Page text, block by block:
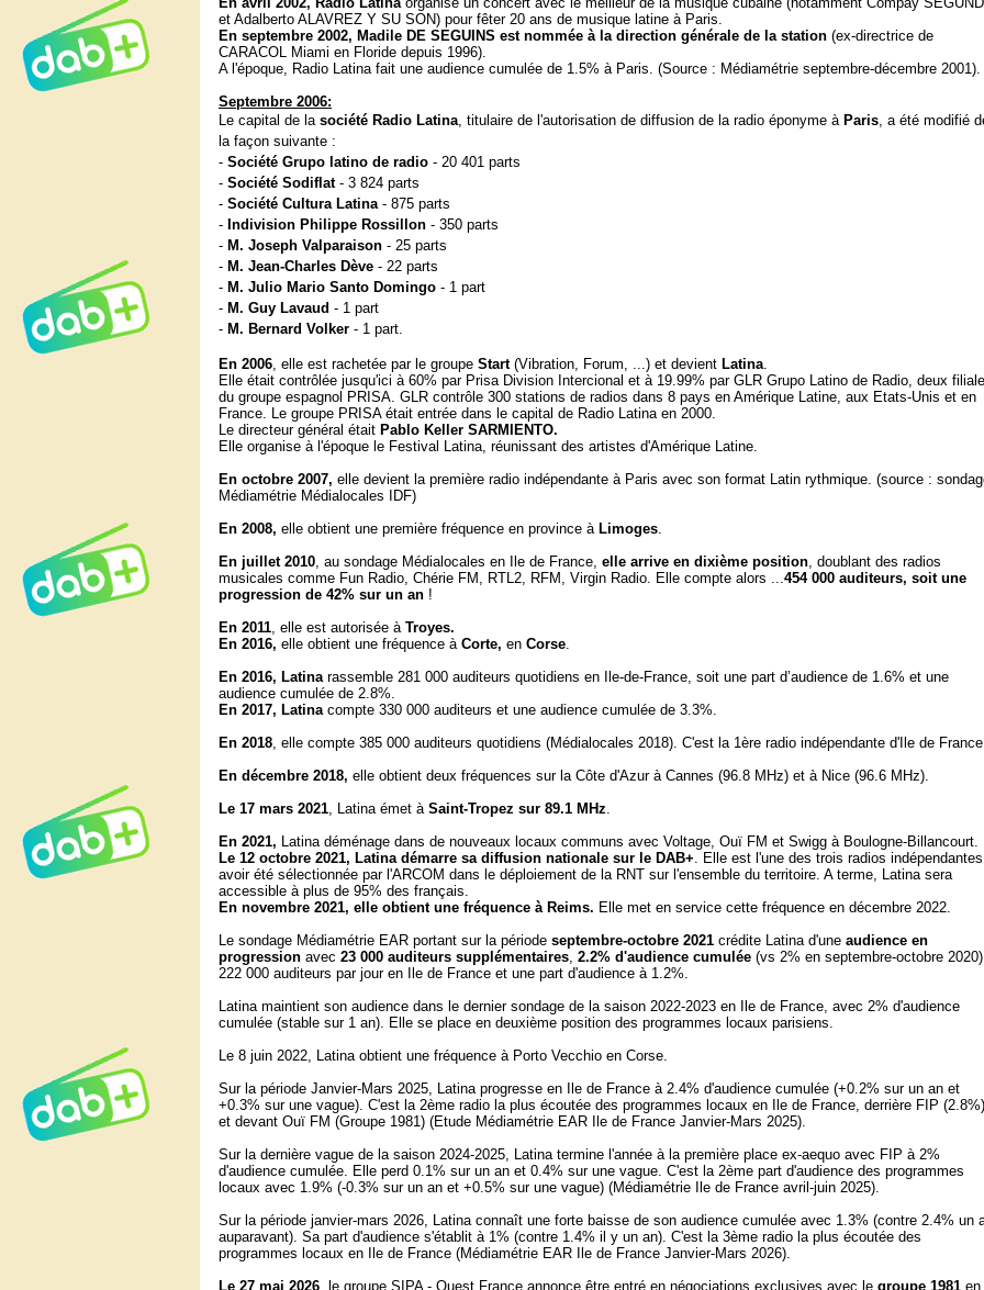
et Adalberto ALAVREZ Y SU SON) pour fêter 20 ans de musique latine à Paris.
En septembre 2002, Madile DE SEGUINS est nommée à la direction générale de la station (ex-directrice de
CARACOL Miami en Floride depuis 1996).
A l'époque, Radio Latina fait une audience cumulée de 1.5% à Paris. (Source : Médiamétrie septembre-décembre 2001).
Septembre 2006:
Le capital de lasociété Radio Latina, titulaire de l'autorisation de diffusion de la radio éponyme à Paris, a été modifié
la façon suivante :
- Société Grupo latino de radio - 20 401 parts
- Société Sodiflat- 3 824 parts
- Société Cultura Latina - 875 parts
- Indivision Philippe Rossillon - 350 parts
- M. Joseph Valparaison - 25 parts
- M. Jean-Charles Dève - 22 parts
- M. Julio Mario Santo Domingo - 1 part
- M. Guy Lavaud - 1 part
- M. Bernard Volker - 1 part.
En 2006, elle est rachetée par le groupe Start(Vibration, Forum, ...) et devient Latina.
Elle était contrôlée jusqu'ici à 60% par Prisa Division Intercional et à 19.99% par GLR Grupo Latino de Radio, deux
du groupe espagnol PRISA. GLR contrôle 300 stations de radios dans 8 pays en Amérique Latine, aux Etats-Unis et en
France. Le groupe PRISA était entrée dans le capital de Radio Latina en 2000.
Le directeur général était Pablo Keller SARMIENTO.
Elle organise à l'époque le Festival Latina, réunissant des artistes d'Amérique Latine.
En octobre 2007, elle devient la première radio indépendante à Paris avec son format Latin rythmique. (source :
Médiamétrie Médialocales IDF)
En 2008, elle obtient une première fréquence en province à Limoges.
En juillet 2010, au sondage Médialocales en Ile de France, elle arrive en dixième position, doublant des radios
musicales comme Fun Radio, Chérie FM, RTL2, RFM, Virgin Radio. Elle compte alors ...454 000 auditeurs, soit une
progression de 42% sur un an !
En 2011, elle est autorisée à Troyes.
En 2016, elle obtient une fréquence à Corte, en Corse.
En 2016, Latina rassemble 281 000 auditeurs quotidiens en Ile-de-France, soit une part d’audience de 1.6% et une
audience cumulée de 2.8%.
En 2017, Latina compte 330 000 auditeurs et une audience cumulée de 3.3%.
En 2018, elle compte 385 000 auditeurs quotidiens (Médialocales 2018). C'est la 1ère radio indépendante d'Ile de
En décembre 2018, elle obtient deux fréquences sur la Côte d'Azur à Cannes (96.8 MHz) et à Nice (96.6 MHz).
Le 17 mars 2021, Latina émet àSaint-Tropez sur 89.1 MHz.
En 2021, Latina déménage dans de nouveaux locaux communs avec Voltage, Ouï FM et Swigg à Boulogne-Billancourt.
Le 12 octobre 2021, Latina démarre sa diffusion nationale sur le DAB+. Elle est l'une des trois radios
avoir été sélectionnée par l'ARCOM dans le déploiement de la RNT sur l'ensemble du territoire. A terme, Latina sera
accessible à plus de 95% des français.
En novembre 2021, elle obtient une fréquence à Reims. Elle met en service cette fréquence en décembre 2022.
Le sondage Médiamétrie EAR portant sur la période septembre-octobre 2021 crédite Latina d'une audience en
progression avec 23 000 auditeurs supplémentaires, 2.2% d'audience cumulée (vs 2% en septembre-octobre
222 000 auditeurs par jour en Ile de France et une part d'audience à 1.2%.
Latina maintient son audience dans le dernier sondage de la saison 2022-2023 en Ile de France, avec 2% d'audience
cumulée (stable sur 1 an). Elle se place en deuxième position des programmes locaux parisiens.
Le 8 juin 2022, Latina obtient une fréquence à Porto Vecchio en Corse.
Sur la période Janvier-Mars 2025, Latina progresse en Ile de France à 2.4% d'audience cumulée (+0.2% sur un an et
+0.3% sur une vague). C'est la 2ème radio la plus écoutée des programmes locaux en Ile de France, derrière FIP (2.8%)
et devant Ouï FM (Groupe 1981) (Etude Médiamétrie EAR Ile de France Janvier-Mars 2025).
Sur la dernière vague de la saison 2024-2025, Latina termine l'année à la première place ex-aequo avec FIP à 2%
d'audience cumulée. Elle perd 0.1% sur un an et 0.4% sur une vague. C'est la 2ème part d'audience des programmes
locaux avec 1.9% (-0.3% sur un an et +0.5% sur une vague) (Médiamétrie Ile de France avril-juin 2025).
Sur la période janvier-mars 2026, Latina connaît une forte baisse de son audience cumulée avec 1.3% (contre 2.4% un
auparavant). Sa part d'audience s'établit à 1% (contre 1.4% il y un an). C'est la 3ème radio la plus écoutée des
programmes locaux en Ile de France (Médiamétrie EAR Ile de France Janvier-Mars 2026).
Le 27 mai 2026, le groupe SIPA - Ouest France annonce être entré en négociations exclusives avec le groupe 1981 en